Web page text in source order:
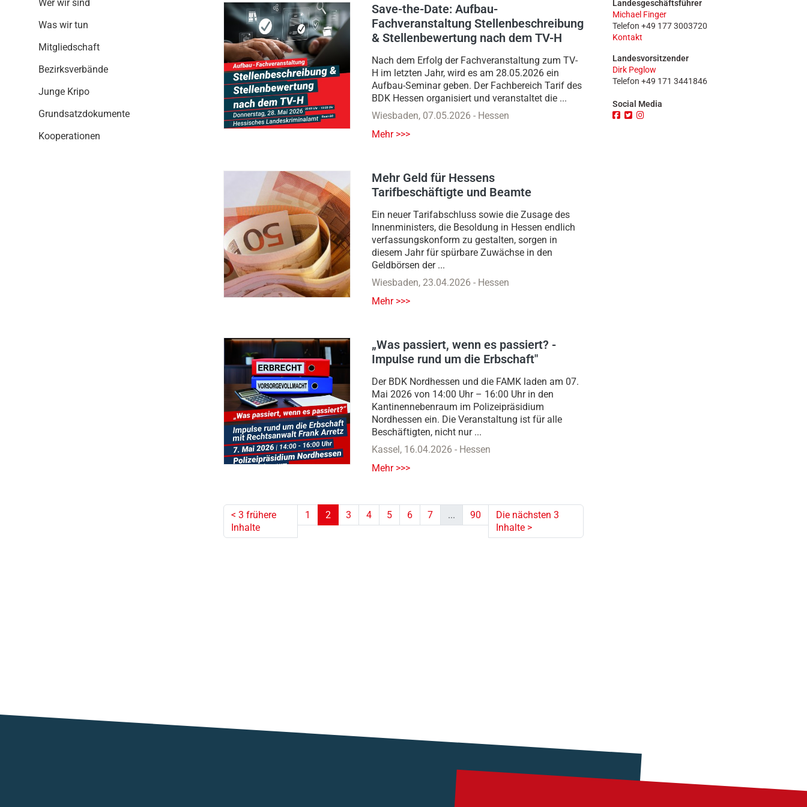
Save-the-Date: Aufbau-
Fachveranstaltung Stellenbeschreibung
& Stellenbewertung nach dem TV-H
Nach dem Erfolg der Fachveranstaltung zum TV-
H im letzten Jahr, wird es am 28.05.2026 ein
Aufbau-Seminar geben. Der Fachbereich Tarif des
BDK Hessen organisiert und veranstaltet die ...
Wiesbaden, 07.05.2026 - Hessen
Mehr >>>
Mehr Geld für Hessens
Tarifbeschäftigte und Beamte
Ein neuer Tarifabschluss sowie die Zusage des
Innenministers, die Besoldung in Hessen endlich
verfassungskonform zu gestalten, sorgen in
diesem Jahr für spürbare Zuwächse in den
Geldbörsen der ...
Wiesbaden, 23.04.2026 - Hessen
Mehr >>>
„Was passiert, wenn es passiert? -
Impulse rund um die Erbschaft"
Der BDK Nordhessen und die FAMK laden am 07.
Mai 2026 von 14:00 Uhr – 16:00 Uhr in den
Kantinennebenraum im Polizeipräsidium
Nordhessen ein. Die Veranstaltung ist für alle
Beschäftigten, nicht nur ...
Kassel , 16.04.2026 - Hessen
Mehr >>>
< 3 frühere
Inhalte
1
2
3 4 5 6 7 ... 90
Die nächsten 3
Inhalte >
Wer wir sind
Was wir tun
Mitgliedschaft
Bezirksverbände
Junge Kripo
Grundsatzdokumente
Kooperationen
Landesgeschäftsführer
Michael Finger
Telefon +49 177 3003720
Kontakt
Landesvorsitzender
Dirk Peglow
Telefon +49 171 3441846
Social Media